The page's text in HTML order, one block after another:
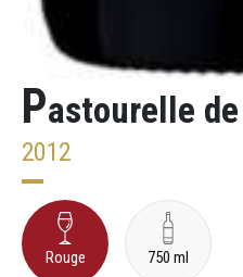
Pastourelle
2012
Rouge 750 ml